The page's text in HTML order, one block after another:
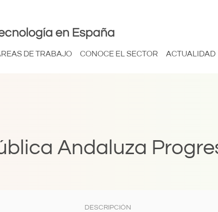
en España
DE TRABAJO CONOCE EL SECTOR ACTUALIDAD
Andaluza
DESCRIPCIÓN